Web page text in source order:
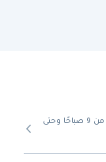
من الأحد إلى الخميس من 9 صباحًا وحتى